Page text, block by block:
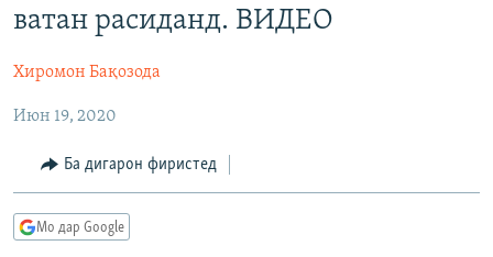
ба
феҳристи
аслӣ
Ҷаҳиш
ҷустор
ҚАЗИЯИ "КРОКУС"
ОСИЁИ МАРКАЗӢ
ФАРҲАНГ
ВАРЗИШ
ТАҲҚИҚОТ
ҶАНГ ДАР УКРАИНА
НАЗАРИ МАРДУМ
ОЗОДӢ ОНЛАЙН
ВИДЕО
РӮЙХАТҲО
ватан расиданд. ВИДЕО
Хиромон Бақозода
Июн 19, 2020
Ба дигарон фиристед
Мо дар Google